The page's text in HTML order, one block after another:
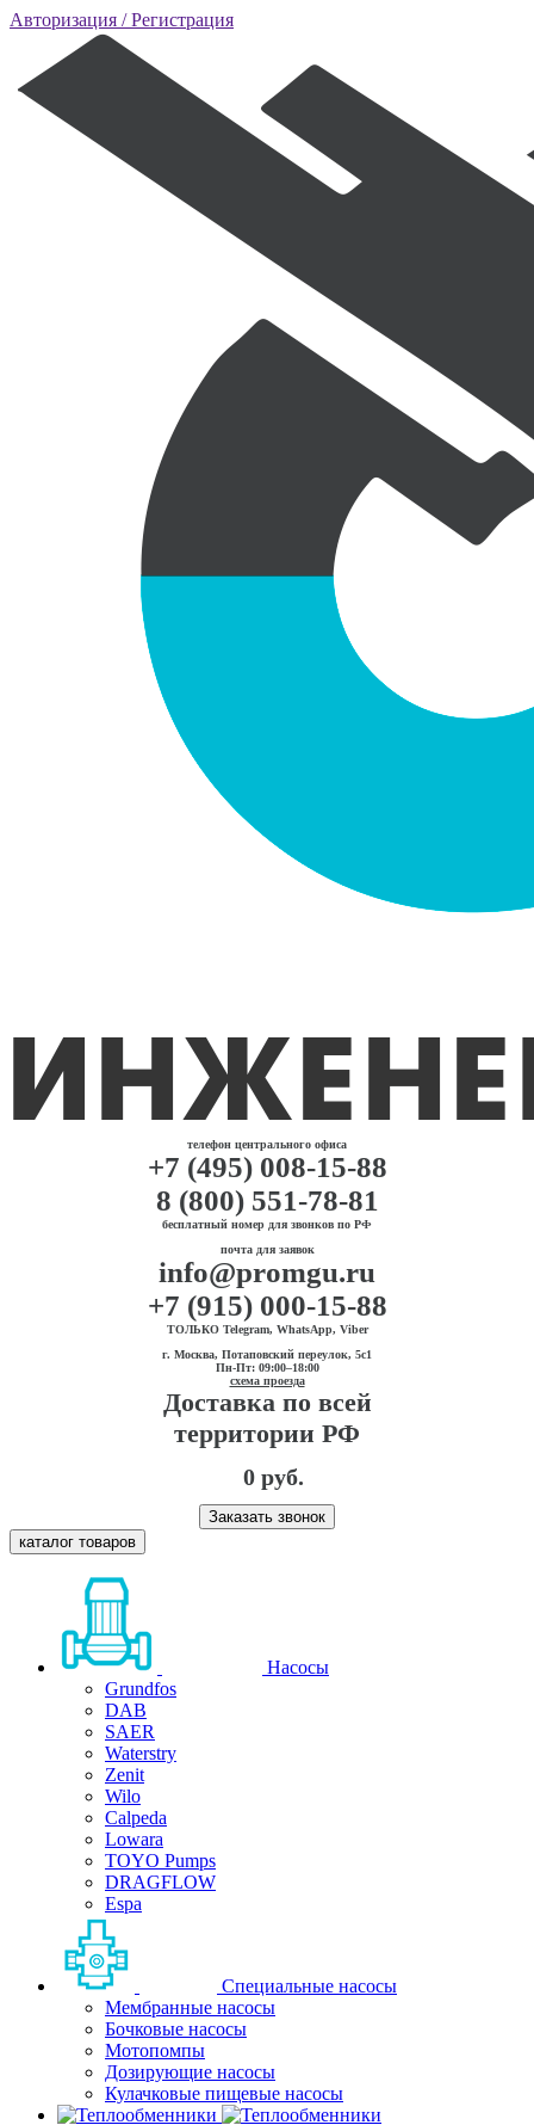
Авторизация / Регистрация
телефон центрального офиса
+7 (495) 008-15-88
8 (800) 551-78-81
бесплатный номер для звонков по РФ
почта для заявок
info@promgu.ru
+7 (915) 000-15-88
ТОЛЬКО Telegram, WhatsApp, Viber
г. Москва, Потаповский переулок, 5с1
Пн-Пт: 09:00–18:00
схема проезда
Доставка по всей
территории РФ
0 руб.
Заказать звонок
каталог товаров
Насосы
Grundfos
DAB
SAER
Waterstry
Zenit
Wilo
Calpeda
Lowara
TOYO Pumps
DRAGFLOW
Espa
Специальные насосы
Мембранные насосы
Бочковые насосы
Мотопомпы
Дозирующие насосы
Кулачковые пищевые насосы